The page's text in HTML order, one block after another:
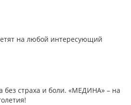
на любой интересующий
без страха и боли. «МЕДИНА» – на